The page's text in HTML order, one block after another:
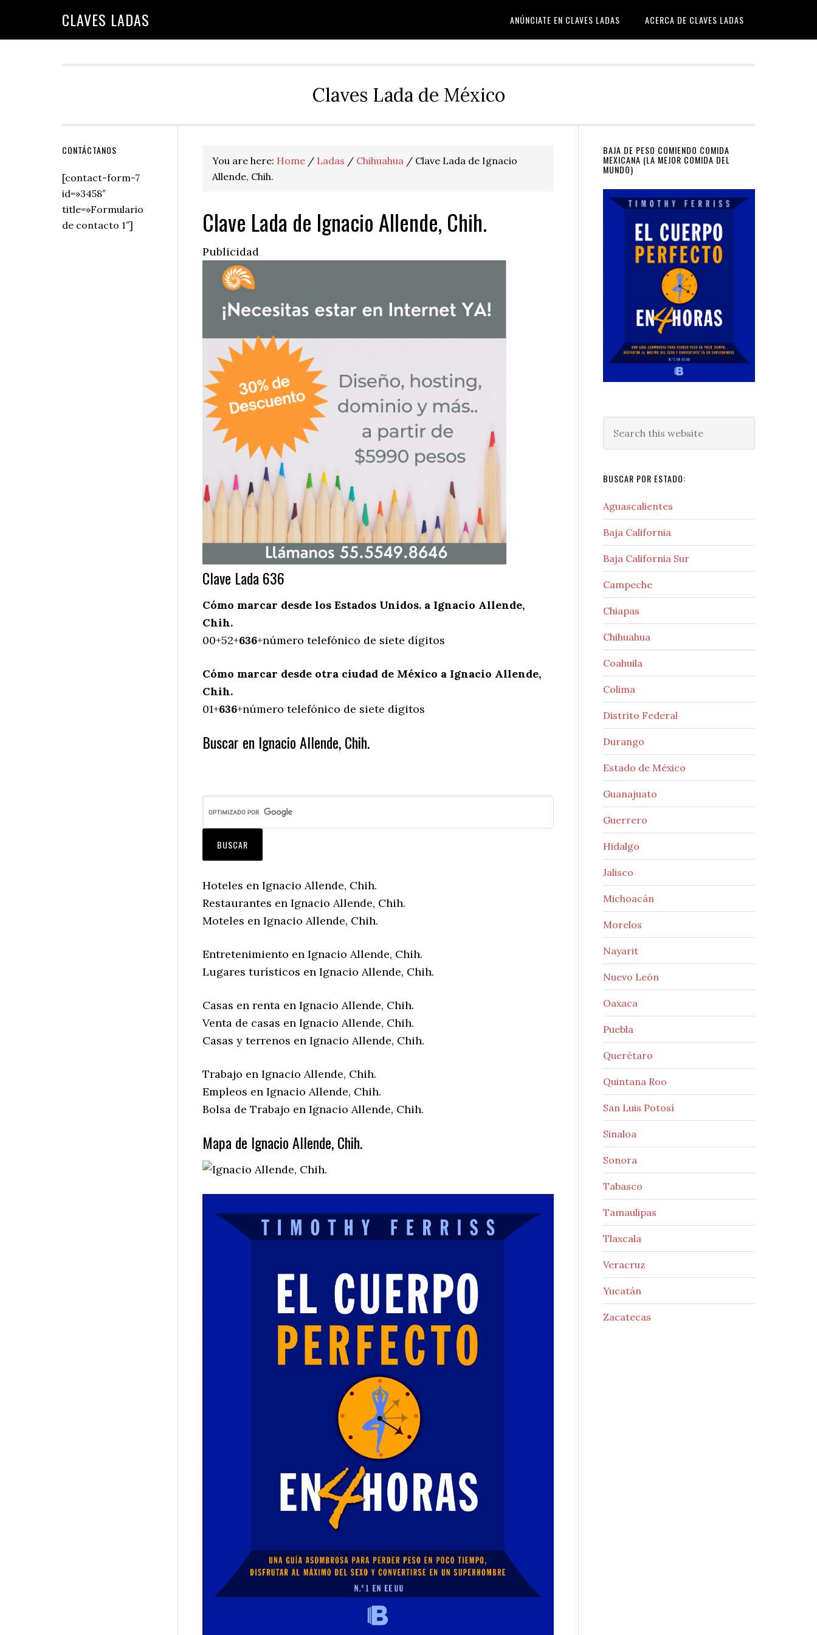
CLAVES LADAS ANÚNCIATE EN CLAVES LADAS ACERCA DE CLAVES LADAS
Claves Lada de México
You are here: Home / Ladas / Chihuahua / Clave Lada de Ignacio
Allende, Chih.
Clave Lada de Ignacio Allende, Chih.
Publicidad
Clave Lada 636
Cómo marcar desde los Estados Unidos. a Ignacio Allende,
Chih.
00+52+636+número telefónico de siete dígitos
Cómo marcar desde otra ciudad de México a Ignacio Allende,
Chih.
01+636+número telefónico de siete dígitos
Buscar en Ignacio Allende, Chih.
Hoteles en Ignacio Allende, Chih.
Restaurantes en Ignacio Allende, Chih.
Moteles en Ignacio Allende, Chih.
Entretenimiento en Ignacio Allende, Chih.
Lugares turísticos en Ignacio Allende, Chih.
Casas en renta en Ignacio Allende, Chih.
Venta de casas en Ignacio Allende, Chih.
Casas y terrenos en Ignacio Allende, Chih.
Trabajo en Ignacio Allende, Chih.
Empleos en Ignacio Allende, Chih.
Bolsa de Trabajo en Ignacio Allende, Chih.
Mapa de Ignacio Allende, Chih.
Primary
Sidebar
BAJA DE PESO COMIENDO COMIDA
MEXICANA (LA MEJOR COMIDA DEL
MUNDO)
this
BUSCAR POR ESTADO:
Aguascalientes
Baja California
Baja California Sur
Campeche
Chiapas
Chihuahua
Coahuila
Colima
Distrito Federal
Durango
Estado de México
Guanajuato
Guerrero
Hidalgo
Jalisco
Michoacán
Morelos
Nayarit
Nuevo León
Oaxaca
Puebla
Querétaro
Quintana Roo
San Luis Potosí
Sinaloa
Sonora
Tabasco
Tamaulipas
Tlaxcala
Veracruz
Yucatán
Zacatecas
Secondary
Sidebar
CONTÁCTANOS
[contact-form-7
id=»3458″
title=»Formulario
de contacto 1″]